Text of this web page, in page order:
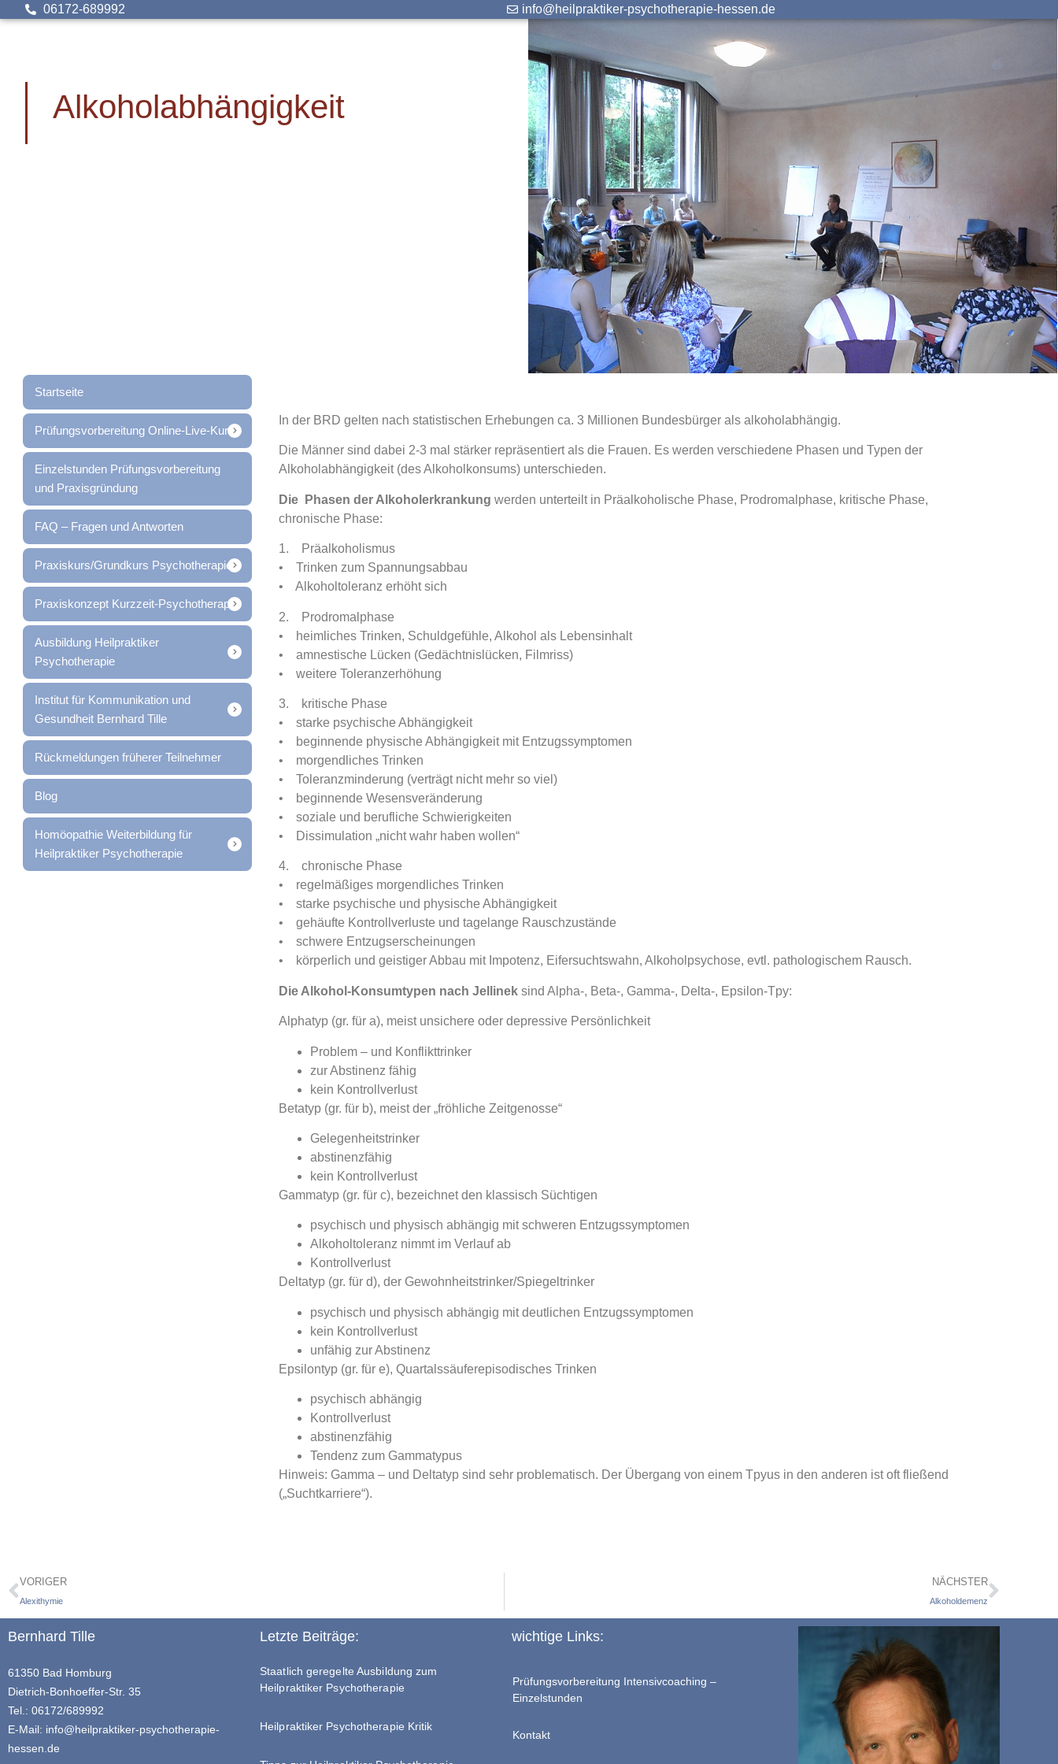
06172-689992 info@heilpraktiker-psychotherapie-hessen.de
Alkoholabhängigkeit
Startseite
Prüfungsvorbereitung Online-Live-Kurs
Einzelstunden Prüfungsvorbereitung
und Praxisgründung
FAQ – Fragen und Antworten
Praxiskurs/Grundkurs Psychotherapie
Praxiskonzept Kurzzeit-Psychotherapie
Ausbildung Heilpraktiker
Psychotherapie
Institut für Kommunikation und
Gesundheit Bernhard Tille
Rückmeldungen früherer Teilnehmer
Blog
Homöopathie Weiterbildung für
Heilpraktiker Psychotherapie
In der BRD gelten nach statistischen Erhebungen ca. 3 Millionen Bundesbürger als alkoholabhängig.
Die Männer sind dabei 2-3 mal stärker repräsentiert als die Frauen. Es werden verschiedene Phasen und Typen der
Alkoholabhängigkeit (des Alkoholkonsums) unterschieden.
Die Phasen der Alkoholerkrankung werden unterteilt in Präalkoholische Phase, Prodromalphase, kritische Phase,
chronische Phase:
1. Präalkoholismus
• Trinken zum Spannungsabbau
• Alkoholtoleranz erhöht sich
2. Prodromalphase
• heimliches Trinken, Schuldgefühle, Alkohol als Lebensinhalt
• amnestische Lücken (Gedächtnislücken, Filmriss)
• weitere Toleranzerhöhung
3. kritische Phase
• starke psychische Abhängigkeit
• beginnende physische Abhängigkeit mit Entzugssymptomen
• morgendliches Trinken
• Toleranzminderung (verträgt nicht mehr so viel)
• beginnende Wesensveränderung
• soziale und berufliche Schwierigkeiten
• Dissimulation „nicht wahr haben wollen“
4. chronische Phase
• regelmäßiges morgendliches Trinken
• starke psychische und physische Abhängigkeit
• gehäufte Kontrollverluste und tagelange Rauschzustände
• schwere Entzugserscheinungen
• körperlich und geistiger Abbau mit Impotenz, Eifersuchtswahn, Alkoholpsychose, evtl. pathologischem Rausch.
Die Alkohol-Konsumtypen nach Jellineksind Alpha-, Beta-, Gamma-, Delta-, Epsilon-Tpy:
Alphatyp (gr. für a), meist unsichere oder depressive Persönlichkeit
Problem – und Konflikttrinker
zur Abstinenz fähig
kein Kontrollverlust
Betatyp (gr. für b), meist der „fröhliche Zeitgenosse“
Gelegenheitstrinker
abstinenzfähig
kein Kontrollverlust
Gammatyp (gr. für c), bezeichnet den klassisch Süchtigen
psychisch und physisch abhängig mit schweren Entzugssymptomen
Alkoholtoleranz nimmt im Verlauf ab
Kontrollverlust
Deltatyp (gr. für d), der Gewohnheitstrinker/Spiegeltrinker
psychisch und physisch abhängig mit deutlichen Entzugssymptomen
kein Kontrollverlust
unfähig zur Abstinenz
Epsilontyp (gr. für e), Quartalssäuferepisodisches Trinken
psychisch abhängig
Kontrollverlust
abstinenzfähig
Tendenz zum Gammatypus
Hinweis: Gamma – und Deltatyp sind sehr problematisch. Der Übergang von einem Tpyus in den anderen ist oft fließend
(„Suchtkarriere“).
VORIGER
Alexithymie
NÄCHSTER
Alkoholdemenz
Bernhard Tille
61350 Bad Homburg
Dietrich-Bonhoeffer-Str. 35
Tel.: 06172/689992
E-Mail: info@heilpraktiker-psychotherapie-
hessen.de
Letzte Beiträge:
Staatlich geregelte Ausbildung zum
Heilpraktiker Psychotherapie
Heilpraktiker Psychotherapie Kritik
wichtige Links:
Prüfungsvorbereitung Intensivcoaching –
Einzelstunden
Kontakt